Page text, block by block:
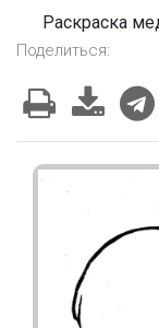
Раскраска
Поделиться: